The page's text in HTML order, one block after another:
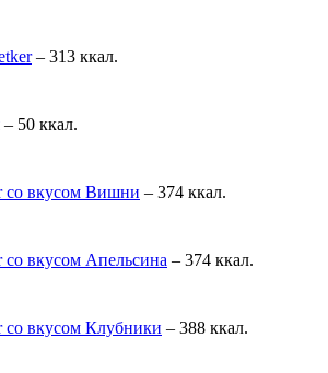
– 313 ккал.
– 50 ккал.
со вкусом Вишни – 374 ккал.
со вкусом Апельсина – 374 ккал.
со вкусом Клубники – 388 ккал.